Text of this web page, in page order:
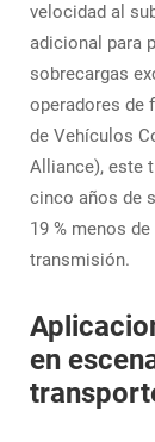
velocidad al
adicional para
sobrecargas
operadores de
de Vehículos
Alliance), este
cinco años de
19 % menos
transmisión.
en